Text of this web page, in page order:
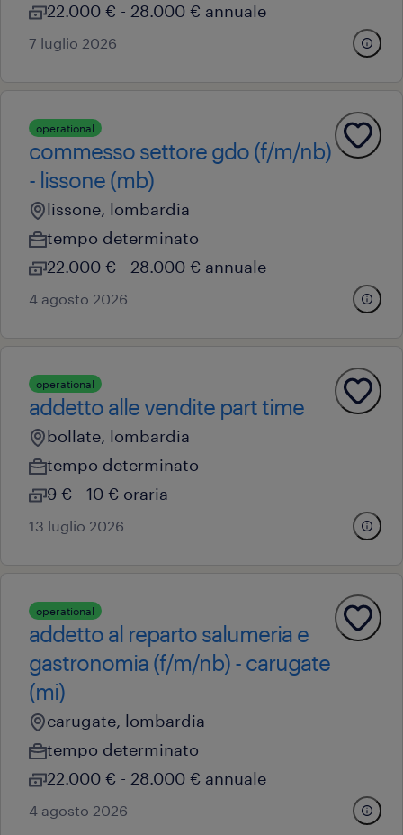
22.000 € - 28.000 € annuale
7 luglio 2026
operational
commesso settore gdo (f/m/nb)
- lissone (mb)
lissone, lombardia
tempo determinato
22.000 € - 28.000 € annuale
4 agosto 2026
operational
addetto alle vendite part time
bollate, lombardia
tempo determinato
9 € - 10 € oraria
13 luglio 2026
operational
addetto al reparto salumeria e
gastronomia (f/m/nb) - carugate
(mi)
carugate, lombardia
tempo determinato
22.000 € - 28.000 € annuale
4 agosto 2026